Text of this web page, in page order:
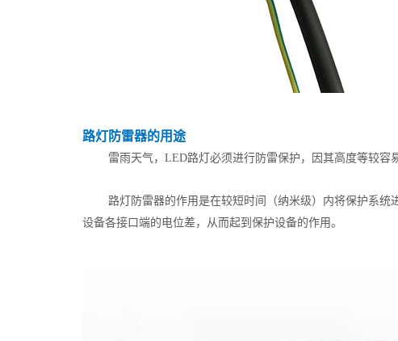
路灯防雷器的用途
雷雨天气，LED路灯必须进行防雷保护，因其高度等较容
路灯防雷器的作用是在较短时间（纳米级）内将保护系
设备各接口端的电位差，从而起到保护设备的作用。